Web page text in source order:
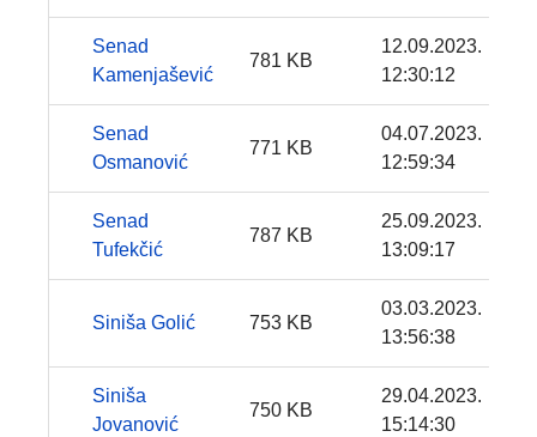
Senad
Kamenjašević
781 KB
12.09.2023.
12:30:12
Senad
Osmanović
771 KB
04.07.2023.
12:59:34
Senad
Tufekčić
787 KB
25.09.2023.
13:09:17
Siniša Golić 753 KB
03.03.2023.
13:56:38
Siniša
Jovanović
750 KB
29.04.2023.
15:14:30